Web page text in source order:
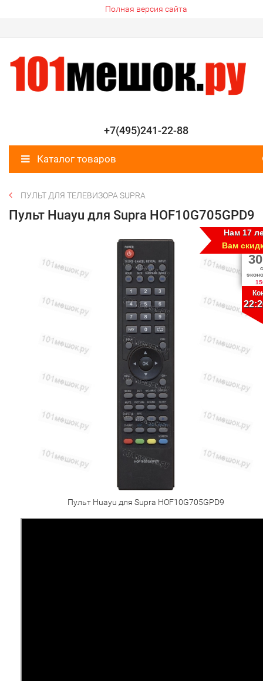
Полная версия сайта
+7(495)241-22-88
Каталог товаров
ПУЛЬТ ДЛЯ ТЕЛЕВИЗОРА SUPRA
Пульт Huayu для Supra HOF10G705GPD9
Пульт Huayu для Supra HOF10G705GPD9
Нам 17
Вам
30